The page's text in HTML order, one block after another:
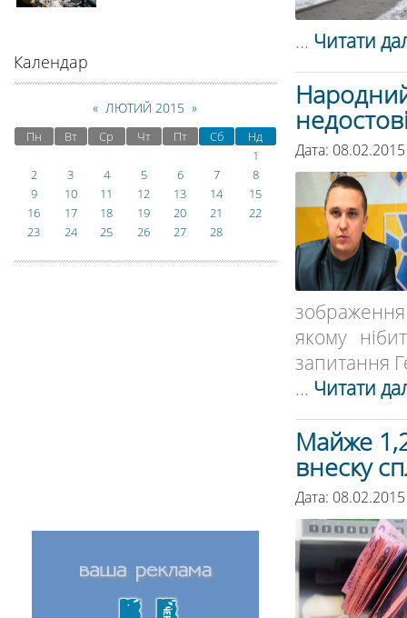
... Читати
Дата:
якому
запитання
... Читати
Майже
внеску
Дата:
Календар
« ЛЮТИЙ 2015 »
Пн Вт Ср Чт Пт Сб
Нд
1
2
3 4 5 6 7
8
9
10 11 12 13 14
15
16
17 18 19 20 21
22
23
24 25 26 27 28